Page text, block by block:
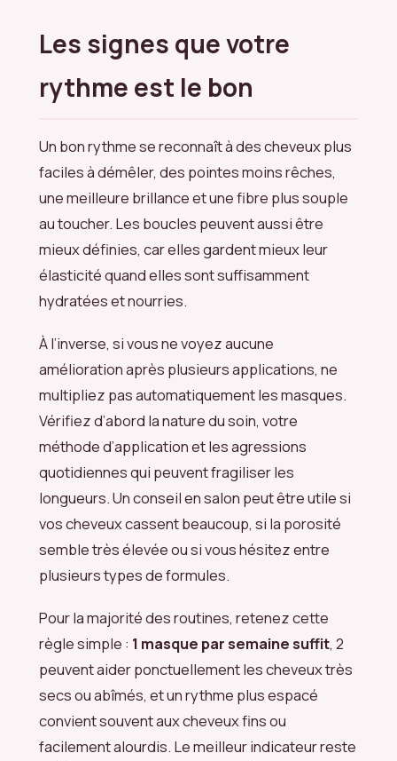
Les signes que votre
rythme est le bon
Un bon rythme se reconnaît à des cheveux plus
faciles à démêler, des pointes moins rêches,
une meilleure brillance et une fibre plus souple
au toucher. Les boucles peuvent aussi être
mieux définies, car elles gardent mieux leur
élasticité quand elles sont suffisamment
hydratées et nourries.
À l’inverse, si vous ne voyez aucune
amélioration après plusieurs applications, ne
multipliez pas automatiquement les masques.
Vérifiez d’abord la nature du soin, votre
méthode d’application et les agressions
quotidiennes qui peuvent fragiliser les
longueurs. Un conseil en salon peut être utile si
vos cheveux cassent beaucoup, si la porosité
semble très élevée ou si vous hésitez entre
plusieurs types de formules.
Pour la majorité des routines, retenez cette
règle simple : 1 masque par semaine suffit, 2
peuvent aider ponctuellement les cheveux très
secs ou abîmés, et un rythme plus espacé
convient souvent aux cheveux fins ou
facilement alourdis. Le meilleur indicateur reste